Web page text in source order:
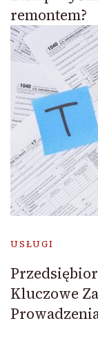
remontem?
USŁUGI
Kluczowe